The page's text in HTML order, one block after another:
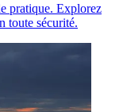
pratique. Explorez
toute sécurité.